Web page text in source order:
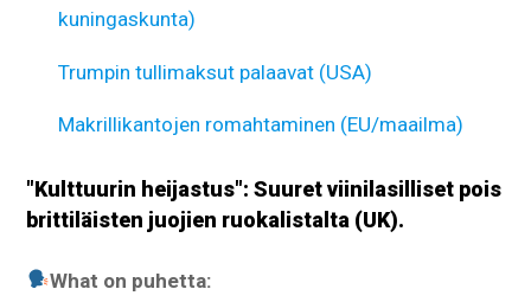
kuningaskunta)
Trumpin tullimaksut palaavat (USA)
Makrillikantojen romahtaminen (EU/maailma)
"Kulttuurin heijastus": Suuret viinilasilliset pois
brittiläisten juojien ruokalistalta (UK).
What on puhetta: